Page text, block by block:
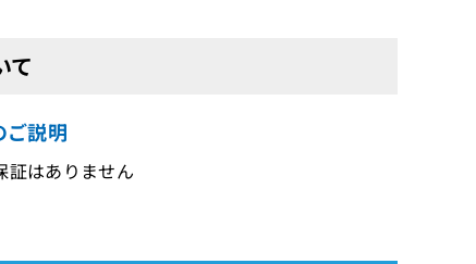
て
説明
証はありません